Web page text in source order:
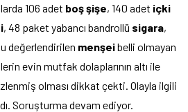
106 adet boş şişe, 140 adet içki
, 48 paket yabancı bandrollü sigara,
değerlendirilen menşeibelli olmayan
evin mutfak dolaplarının altı ile
olması dikkat çekti. Olayla ilgili
Soruşturma devam ediyor.